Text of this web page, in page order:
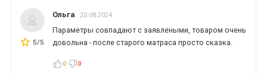
5/5
Ольга 20.08.2024
Параметры совпадают с заявлеными, товаром очень
довольна - после старого матраса просто сказка.
0 0